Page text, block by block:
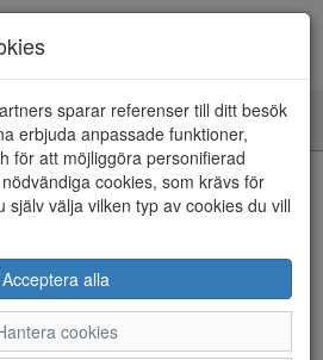
sparar referenser till ditt besök
erbjuda anpassade funktioner,
för att möjliggöra personifierad
cookies, som krävs för
själv välja vilken typ av cookies du vill
Acceptera alla
cookies